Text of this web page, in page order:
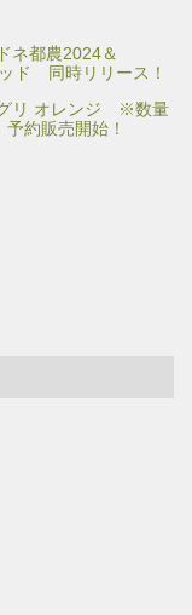
ネ都農2024＆
ド 同時リリース！
グリ オレンジ ※数量
約販売開始！